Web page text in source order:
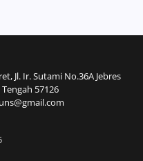
Jl. Ir. Sutami No.36A Jebres
57126